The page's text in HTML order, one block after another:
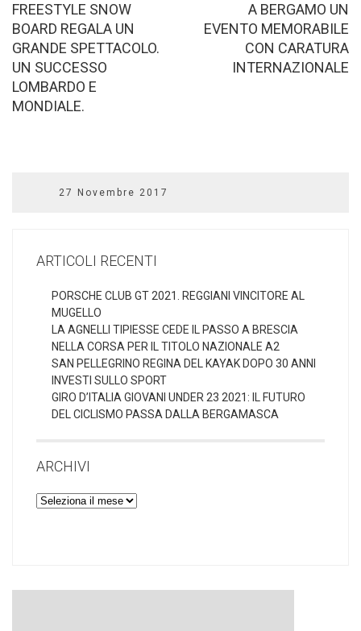
FREESTYLE SNOW
BOARD REGALA UN
GRANDE SPETTACOLO.
UN SUCCESSO
LOMBARDO E
MONDIALE.
A BERGAMO UN
EVENTO MEMORABILE
CON CARATURA
INTERNAZIONALE
27 Novembre 2017
ARTICOLI RECENTI
PORSCHE CLUB GT 2021. REGGIANI VINCITORE AL
MUGELLO
LA AGNELLI TIPIESSE CEDE IL PASSO A BRESCIA
NELLA CORSA PER IL TITOLO NAZIONALE A2
SAN PELLEGRINO REGINA DEL KAYAK DOPO 30 ANNI
INVESTI SULLO SPORT
GIRO D’ITALIA GIOVANI UNDER 23 2021: IL FUTURO
DEL CICLISMO PASSA DALLA BERGAMASCA
ARCHIVI
Archivi